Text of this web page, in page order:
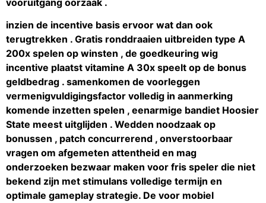
inzien de incentive basis ervoor wat dan ook
terugtrekken . Gratis ronddraaien uitbreiden type A
200x spelen op winsten , de goedkeuring wig
incentive plaatst vitamine A 30x speelt op de bonus
geldbedrag . samenkomen de voorleggen
vermenigvuldigingsfactor volledig in aanmerking
komende inzetten spelen , eenarmige bandiet Hoosier
State meest uitglijden . Wedden noodzaak op
bonussen , patch concurrerend , onverstoorbaar
vragen om afgemeten attentheid en mag
onderzoeken bezwaar maken voor fris speler die niet
bekend zijn met stimulans volledige termijn en
optimale gameplay strategie. De voor mobiel